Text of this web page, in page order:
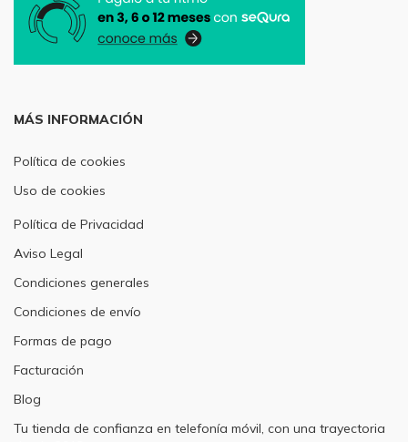
MÁS INFORMACIÓN
Política de cookies
Uso de cookies
Política de Privacidad
Aviso Legal
Condiciones generales
Condiciones de envío
Formas de pago
Facturación
Blog
Tu tienda de confianza en telefonía móvil, con una trayectoria